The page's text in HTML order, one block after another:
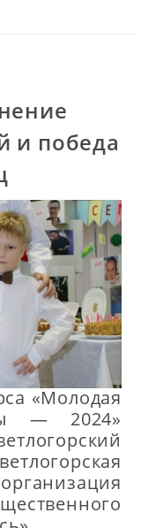
и победа
«Молодая
— 2024»